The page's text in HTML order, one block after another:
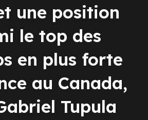
une position
le top des
en plus forte
au Canada,
Tupula